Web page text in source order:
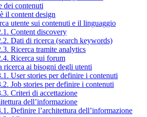
dei contenuti
il content design
utente sui contenuti e il linguaggio
Content discovery
Dati di ricerca (search keywords)
Ricerca tramite analytics
Ricerca sui forum
ricerca ai bisogni degli utenti
User stories per definire i contenuti
Job stories per definire i contenuti
Criteri di accettazione
dell’informazione
Definire l’architettura dell’informazione